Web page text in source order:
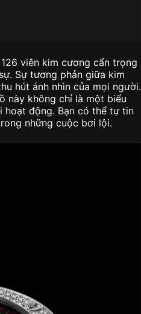
viên kim cương cẩn trọng
Sự tương phản giữa kim
hút ánh nhìn của mọi người.
này không chỉ là một biểu
động. Bạn có thể tự tin
những cuộc bơi lội.